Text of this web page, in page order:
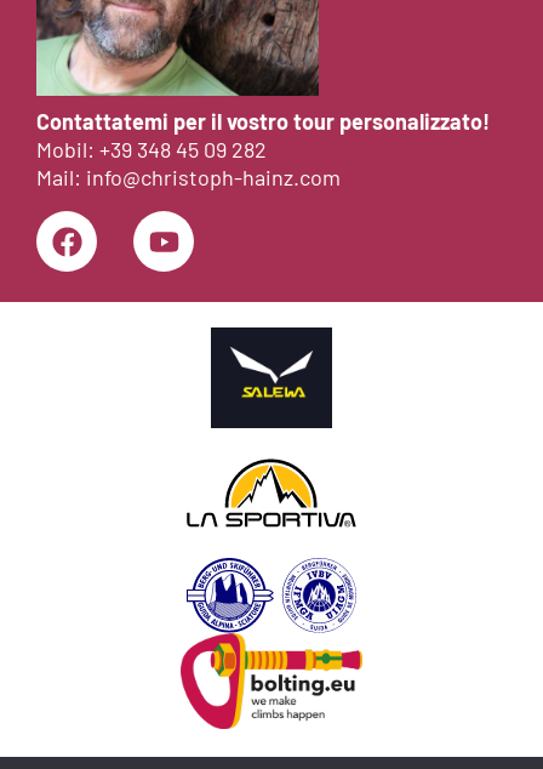
Contattatemi per il vostro tour personalizzato!
Mobil: +39 348 45 09 282
Mail: info@christoph-hainz.com